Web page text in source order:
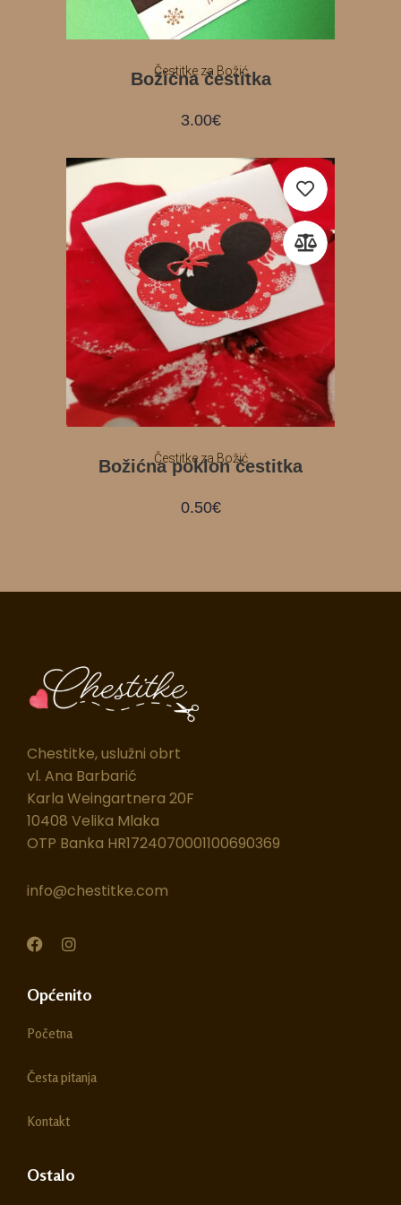
Čestitke za Božić
Božićna čestitka
3.00€
Čestitke za Božić
Božićna poklon čestitka
0.50€
Chestitke, uslužni obrt
vl. Ana Barbarić
Karla Weingartnera 20F
10408 Velika Mlaka
OTP Banka HR1724070001100690369
info@chestitke.com
F
e
b
o
I
t
r
m
Općenito
Početna
Česta pitanja
Kontakt
Ostalo